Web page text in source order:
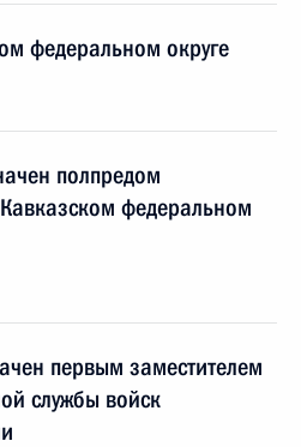
федеральном округе
полпредом
федеральном
первым заместителем
службы войск